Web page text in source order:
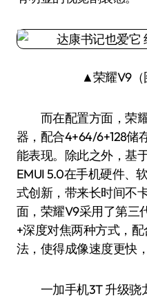
▲荣耀V9（
而在配置方面，荣耀
器，配合4+64/6+128储
能表现。除此之外，基
EMUI 5.0在手机硬件、
式创新，带来长时间不
面，荣耀V9采用了第三
+深度对焦两种方式，
法，使得成像速度更快
一加手机3T 升级骁